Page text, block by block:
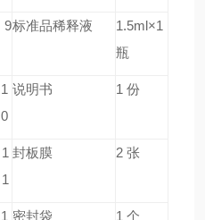
9标准品稀释液
1.5ml×1
瓶
1
0
说明书 1 份
1
1
封板膜 2 张
1 密封袋 1 个